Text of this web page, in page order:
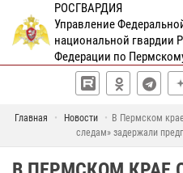
РОСГВАРДИЯ
Управление
национальной гвардии
Федерации по
Главная Новости
В Пермском
следам» задержали